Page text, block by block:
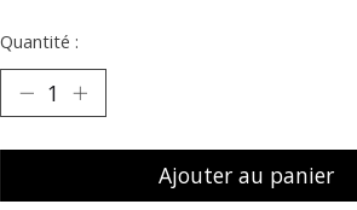
Quantité :
Ajouter au panier